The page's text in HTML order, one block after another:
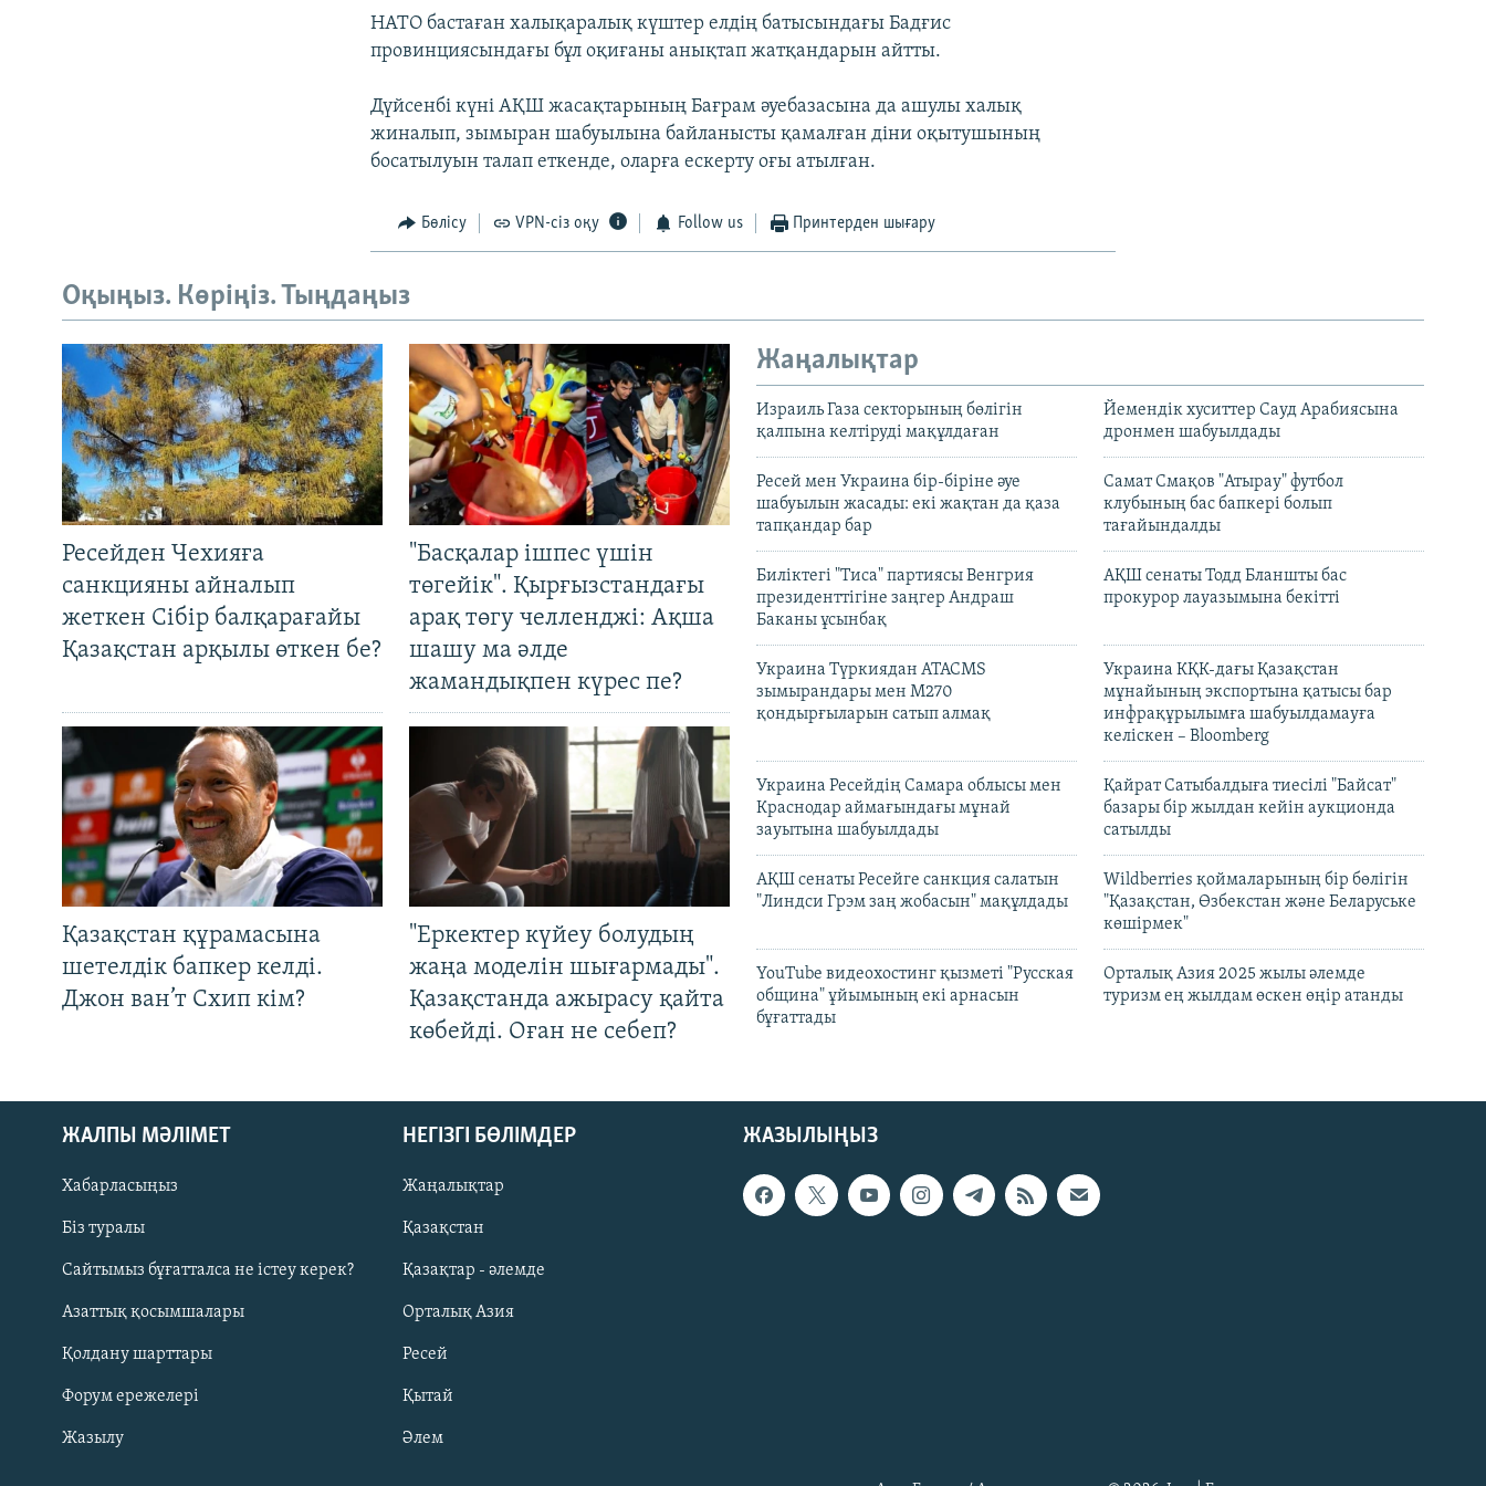
Русский
ЖАЗЫЛЫҢЫЗ
НАТО бастаған халықаралық күштер елдің батысындағы Бадғис
провинциясындағы бұл оқиғаны анықтап жатқандарын айтты.
Дүйсенбі күні АҚШ жасақтарының Бағрам әуебазасына да ашулы халық
жиналып, зымыран шабуылына байланысты қамалған діни оқытушының
босатылуын талап еткенде, оларға ескерту оғы атылған.
Бөлісу VPN-сіз оқу Follow us Принтерден шығару
Оқыңыз. Көріңіз. Тыңдаңыз
Ресейден Чехияға
санкцияны айналып
жеткен Сібір балқарағайы
Қазақстан арқылы өткен бе?
"Басқалар ішпес үшін
төгейік". Қырғызстандағы
арақ төгу челленджі: Ақша
шашу ма әлде
жамандықпен күрес пе?
Қазақстан құрамасына
шетелдік бапкер келді.
Джон ван’т Схип кім?
"Еркектер күйеу болудың
жаңа моделін шығармады".
Қазақстанда ажырасу қайта
көбейді. Оған не себеп?
Жаңалықтар
Израиль Газа секторының бөлігін
қалпына келтіруді мақұлдаған
Йемендік хуситтер Сауд Арабиясына
дронмен шабуылдады
Ресей мен Украина бір-біріне әуе
шабуылын жасады: екі жақтан да қаза
тапқандар бар
Самат Смақов "Атырау" футбол
клубының бас бапкері болып
тағайындалды
Биліктегі "Тиса" партиясы Венгрия
президенттігіне заңгер Андраш
Баканы ұсынбақ
АҚШ сенаты Тодд Бланшты бас
прокурор лауазымына бекітті
Украина Түркиядан ATACMS
зымырандары мен M270
қондырғыларын сатып алмақ
Украина КҚК-дағы Қазақстан
мұнайының экспортына қатысы бар
инфрақұрылымға шабуылдамауға
келіскен – Bloomberg
Украина Ресейдің Самара облысы мен
Краснодар аймағындағы мұнай
зауытына шабуылдады
Қайрат Сатыбалдыға тиесілі "Байсат"
базары бір жылдан кейін аукционда
сатылды
АҚШ сенаты Ресейге санкция салатын
"Линдси Грэм заң жобасын" мақұлдады
Wildberries қоймаларының бір бөлігін
"Қазақстан, Өзбекстан және Беларуське
көшірмек"
YouTube видеохостинг қызметі "Русская
община" ұйымының екі арнасын
бұғаттады
Орталық Азия 2025 жылы әлемде
туризм ең жылдам өскен өңір атанды
ЖАЗЫЛЫҢЫЗ
ЖАЛПЫ МӘЛІМЕТ
Хабарласыңыз
Біз туралы
Сайтымыз бұғатталса не істеу керек?
Азаттық қосымшалары
Қолдану шарттары
Форум ережелері
Жазылу
НЕГІЗГІ БӨЛІМДЕР
Жаңалықтар
Қазақстан
Қазақтар - әлемде
Орталық Азия
Ресей
Қытай
Әлем